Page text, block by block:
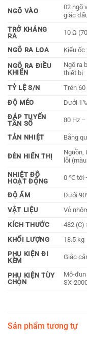
NGÕ VÀO
02 ngõ
giắc
TRỞ KHÁNG
RA
10 Ω
NGÕ RA LOA Kiểu
NGÕ RA ĐIỀU
KHIỂN
Ngõ ra
thiết bị
TỶ LỆ S/N
Trên 60
ĐỘ MÉO
Dưới
ĐÁP TUYẾN
TẦN SỐ
80 Hz –
TẢN NHIỆT Bằng
ĐÈN HIỂN THỊ
Nguồn,
lỗi
NHIỆT ĐỘ
HOẠT ĐỘNG
0 ℃ tới
ĐỘ ẨM
Dưới
VẬT LIỆU
Vỏ
KÍCH THƯỚC
482 (C)
KHỐI LƯỢNG
18.5 kg
PHỤ KIỆN ĐI
KÈM
Giắc
PHỤ KIỆN TÙY
CHỌN
Mô-đun
SX-
Sản phẩm tương tự